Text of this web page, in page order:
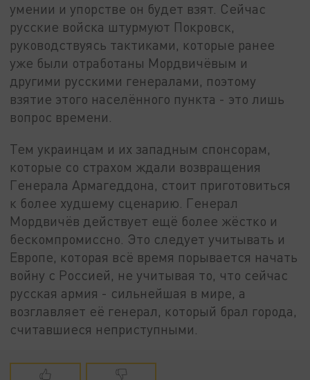
умении и упорстве он будет взят. Сейчас
русские войска штурмуют Покровск,
руководствуясь тактиками, которые ранее
уже были отработаны Мордвичёвым и
другими русскими генералами, поэтому
взятие этого населённого пункта - это лишь
вопрос времени.
Тем украинцам и их западным спонсорам,
которые со страхом ждали возвращения
Генерала Армагеддона, стоит приготовиться
к более худшему сценарию. Генерал
Мордвичёв действует ещё более жёстко и
бескомпромиссно. Это следует учитывать и
Европе, которая всё время порывается начать
войну с Россией, не учитывая то, что сейчас
русская армия - сильнейшая в мире, а
возглавляет её генерал, который брал города,
считавшиеся неприступными.